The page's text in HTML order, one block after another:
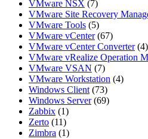
VMware NSX (7)
VMware Site Recovery
VMware Tools (5)
VMware vCenter(67)
VMware vCenter Converter(4)
VMware vRealize Operation
VMware VSAN (7)
VMware Workstation (4)
Windows Client (73)
Windows Server(69)
Zabbix (1)
Zerto (11)
Zimbra (1)